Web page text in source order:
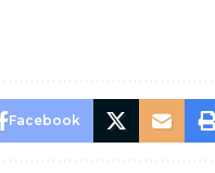
Facebook